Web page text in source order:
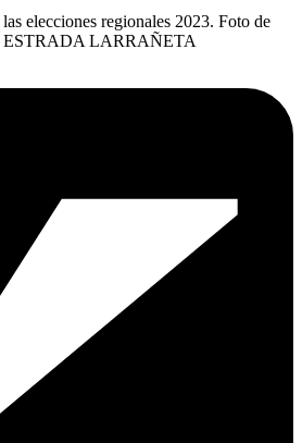
elecciones regionales 2023. Foto de
LARRAÑETA